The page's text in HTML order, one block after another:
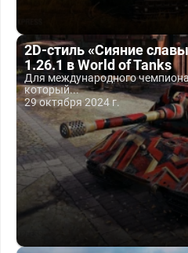
2D-стиль «Сияние
1.26.1 в World of Tanks
Для международного
который...
29 октября 2024 г.